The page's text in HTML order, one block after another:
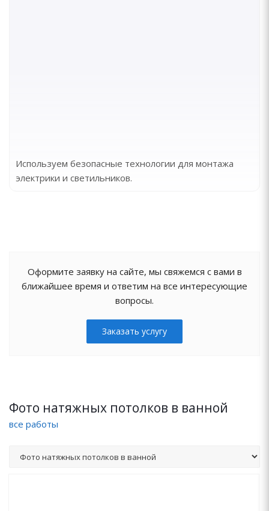
Используем безопасные технологии для монтажа
электрики и светильников.
Оформите заявку на сайте, мы свяжемся с вами в
ближайшее время и ответим на все интересующие
вопросы.
Заказать услугу
Фото натяжных потолков в ванной
все работы